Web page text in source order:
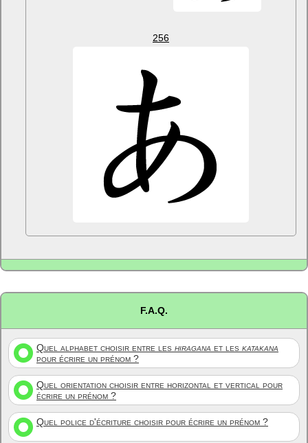
256
F.A.Q.
Quel alphabet choisir entre les hiragana et les katakana
pour écrire un prénom ?
Quel orientation choisir entre horizontal et vertical pour
écrire un prénom ?
Quel police d'écriture choisir pour écrire un prénom ?